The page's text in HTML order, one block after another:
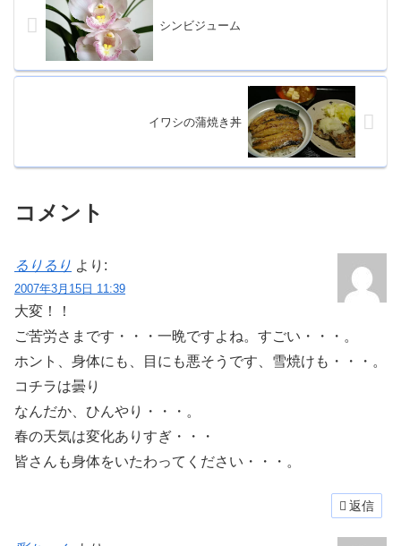
シンビジューム
イワシの蒲焼き丼
コメント
るりるり より:
2007年3月15日 11:39
大変！！
ご苦労さまです・・・一晩ですよね。すごい・・・。
ホント、身体にも、目にも悪そうです、雪焼けも・・・。
コチラは曇り
なんだか、ひんやり・・・。
春の天気は変化ありすぎ・・・
皆さんも身体をいたわってください・・・。
返信